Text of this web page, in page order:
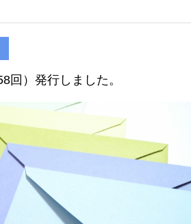
回）発行しました。